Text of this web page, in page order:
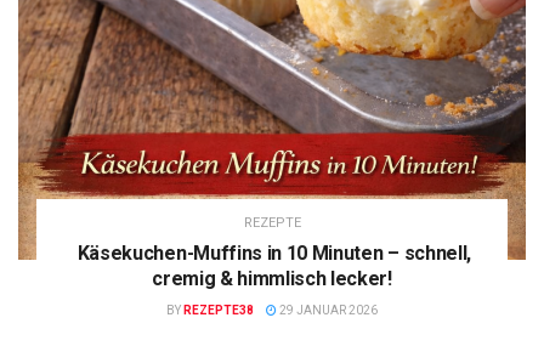
REZEPTE
Käsekuchen-Muffins in 10 Minuten – schnell,
cremig & himmlisch lecker!
BY REZEPTE38 29 JANUAR 2026